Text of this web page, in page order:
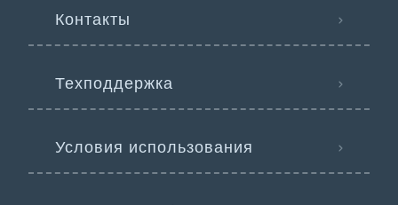
Контакты
Техподдержка
Условия использования